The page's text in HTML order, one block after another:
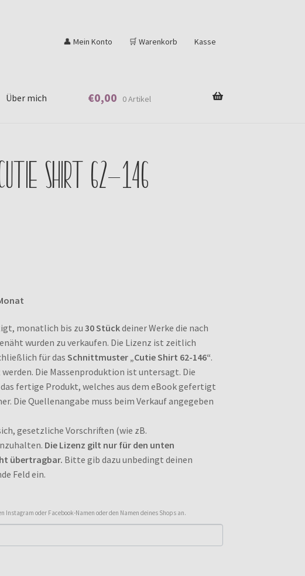
👤 Mein Konto 🛒 Warenkorb Kasse
Über mich €0,00 0 Artikel
Shirt 62-146
monatlich bis zu 30 Stückdeiner Werke die nach
wurden zu verkaufen. Die Lizenz ist zeitlich
für das Schnittmuster „Cutie Shirt 62-146“.
Die Massenproduktion ist untersagt. Die
fertige Produkt, welches aus dem eBook gefertigt
Die Quellenangabe muss beim Verkauf angegeben
gesetzliche Vorschriften (wie zB.
Die Lizenz gilt nur für den unten
übertragbar. Bitte gib dazu unbedingt deinen
Feld ein.
Instagram oder Facebook-Namen oder den Namen deines Shops an.